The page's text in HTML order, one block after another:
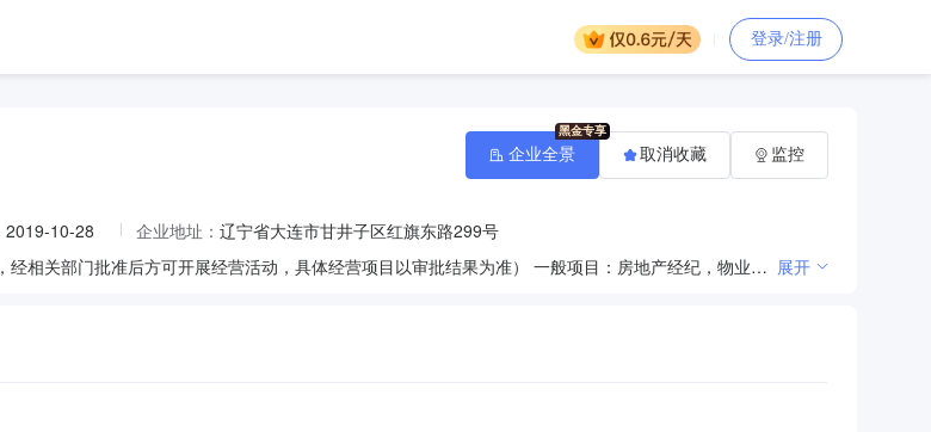
登录/注册
2019-10-28 企业地址： 辽宁省大连市甘井子区红旗东路299号
许可项目：房地产开发经营（依法须经批准的项目，经相关部门批准后方可开展经营活动，具体经营项目以审批结果为准） 一般项目：房地产经纪，物业管理，建筑工程机械与设备租赁（除依法须经批准的项目外，凭营业执照依法自主开展经营活动） 展开
企业全景 取消收藏 监控